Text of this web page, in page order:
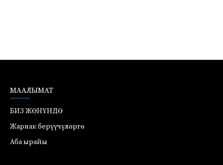
МААЛЫМАТ
БИЗ ЖӨНҮНДӨ
Жарнак берүүчүлөргө
Аба ырайы